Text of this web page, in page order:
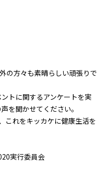
の方々も素晴らしい頑張りで
トに関するアンケートを実
を聞かせてください。
これをキッカケに健康生活を
実行委員会